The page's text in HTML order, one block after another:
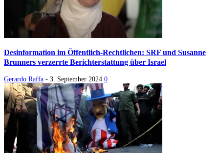
Desinformation im Öffentlich-Rechtlichen: SRF und Susanne
Brunners verzerrte Berichterstattung über Israel
Gerardo Raffa - 3. September 2024 0